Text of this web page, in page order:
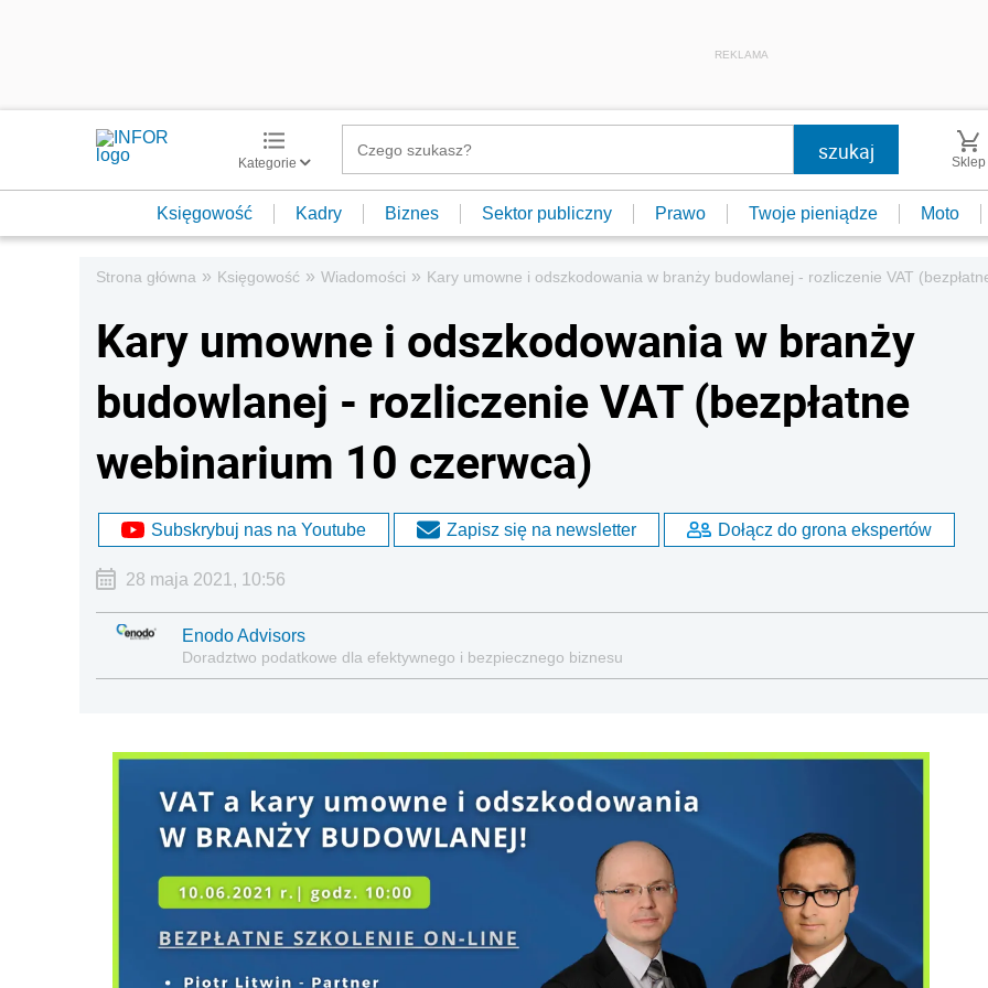
REKLAMA
Kategorie Sklep
Księgowość Kadry Biznes Sektor publiczny Prawo Twoje pieniądze Moto
Strona główna » Księgowość » Wiadomości » Kary umowne i odszkodowania w branży budowlanej - rozliczenie VAT
Kary umowne i odszkodowania w branży
budowlanej - rozliczenie VAT (bezpłatne
webinarium 10 czerwca)
Subskrybuj nas na Youtube Zapisz się na newsletter Dołącz do grona ekspertów
28 maja 2021, 10:56
Enodo Advisors
Doradztwo podatkowe dla efektywnego i bezpiecznego biznesu